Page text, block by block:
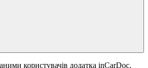
користувачів додатка inCarDoc,